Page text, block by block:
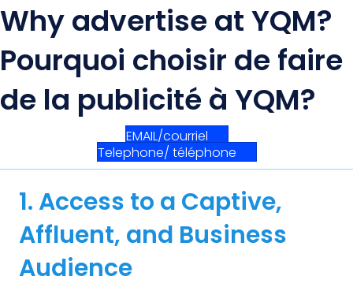
Why advertise at YQM?
Pourquoi choisir de faire
de la publicité à YQM?
EMAIL/courriel
Telephone/ téléphone
1. Access to a Captive,
Affluent, and Business
Audience